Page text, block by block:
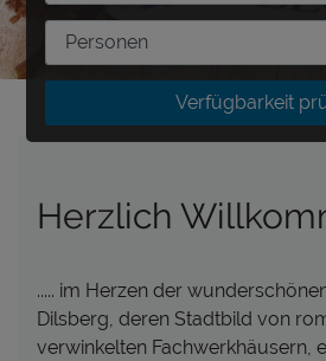
Verfügbarkeit
Herzlich
..... im Herzen der
Dilsberg, deren Stadtbild von
verwinkelten Fachwerkhäusern,